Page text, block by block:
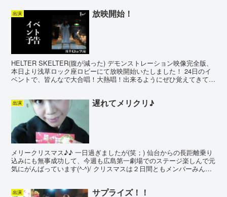
出演 放映開始！
HELTER SKELTER(腹が減った) デモンストレーション映像完全版、
本日より浅草ロック座ロビーにて放映開始いたしました！ 24日のイ
ベントで、皆んなで大合唱！大熱唱！出来るようにぜひ覚えてきてく
出演 遅れてメリクリ♪
メリークリスマス♪♪ 一日過ぎましたが(笑；) 仙台からの長距離乗り
込みにも無事成功して、今週も広島第一劇場でのステージ楽しんで元
気にがんばっています(^-^)/ クリスマスは２日間ともメンバーみんな
出演 サプライズ！！